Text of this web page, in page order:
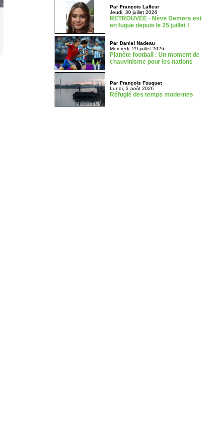
Par François Lafleur
Jeudi, 30 juillet 2026
RETROUVÉE - Nève Demers est
en fugue depuis le 25 juillet !
Par Daniel Nadeau
Mercredi, 29 juillet 2026
Planète football : Un moment de
chauvinisme pour les nations
Par François Fouquet
Lundi, 3 août 2026
Réfugié des temps modernes